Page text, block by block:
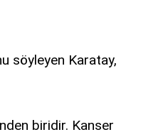
söyleyen Karatay,
biridir. Kanser